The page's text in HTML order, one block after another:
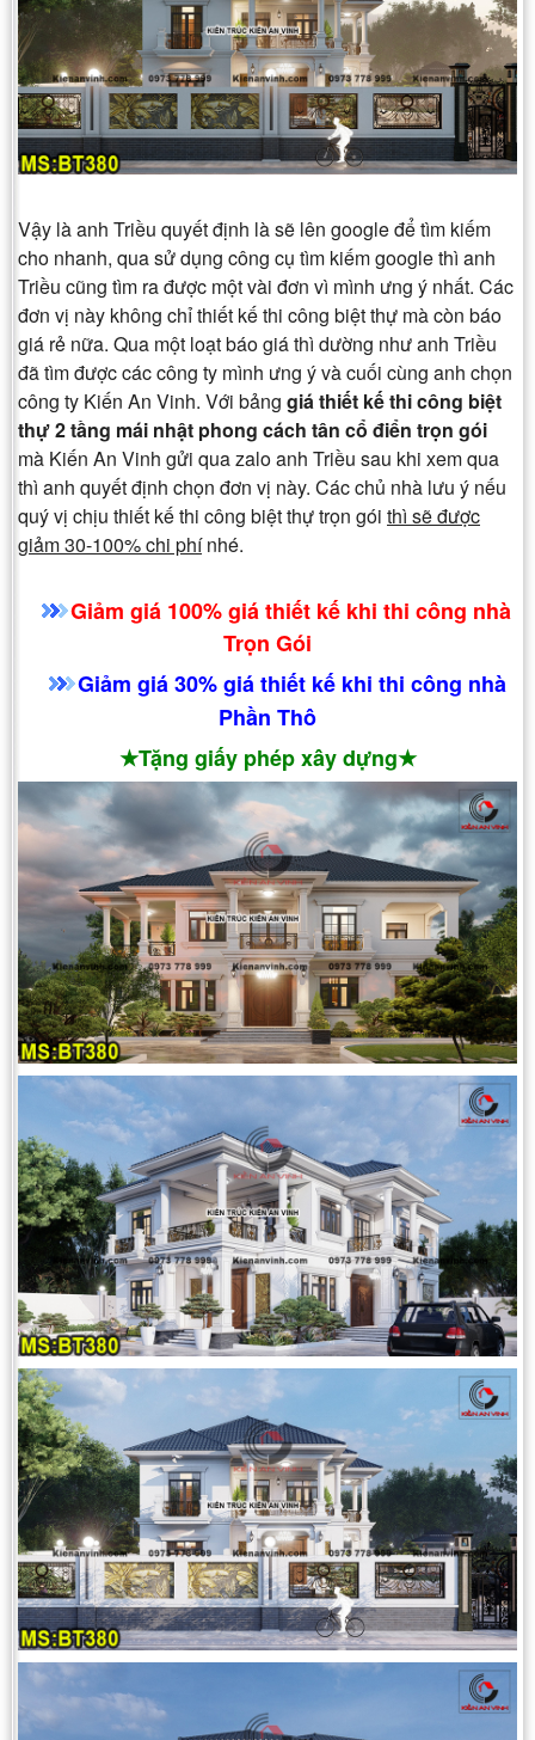
Vậy là anh Triều quyết định là sẽ lên google để tìm kiếm
cho nhanh, qua sử dụng công cụ tìm kiếm google thì anh
Triều cũng tìm ra được một vài đơn vì mình ưng ý nhất. Các
đơn vị này không chỉ thiết kế thi công biệt thự mà còn báo
giá rẻ nữa. Qua một loạt báo giá thì dường như anh Triều
đã tìm được các công ty mình ưng ý và cuối cùng anh chọn
công ty Kiến An Vinh. Với bảng giá thiết kế thi công biệt
thự 2 tầng mái nhật phong cách tân cổ điển trọn gói
mà Kiến An Vinh gửi qua zalo anh Triều sau khi xem qua
thì anh quyết định chọn đơn vị này. Các chủ nhà lưu ý nếu
quý vị chịu thiết kế thi công biệt thự trọn gói thì sẽ được
giảm 30-100% chi phínhé.
Giảm giá 100% giá thiết kế khi thi công nhà
Trọn Gói
Giảm giá 30% giá thiết kế khi thi công nhà
Phần Thô
★Tặng giấy phép xây dựng★